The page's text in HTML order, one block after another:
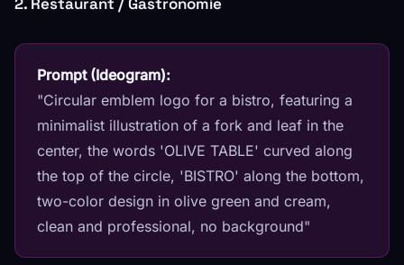
Prompt (Ideogram):
"Circular emblem logo for a bistro, featuring a
minimalist illustration of a fork and leaf in the
center, the words 'OLIVE TABLE' curved along
the top of the circle, 'BISTRO' along the bottom,
two-color design in olive green and cream,
clean and professional, no background"